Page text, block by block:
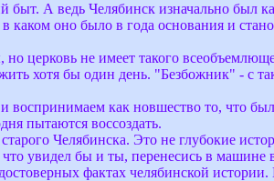
быт. А ведь Челябинск изначально был
каком оно было в года основания и
церковь не имеет такого
хотя бы один день. "Безбожник" - с
как новшество то, что
пытаются воссоздать.
Челябинска. Это не глубокие
увидел бы и ты, перенесись в машине
фактах челябинской